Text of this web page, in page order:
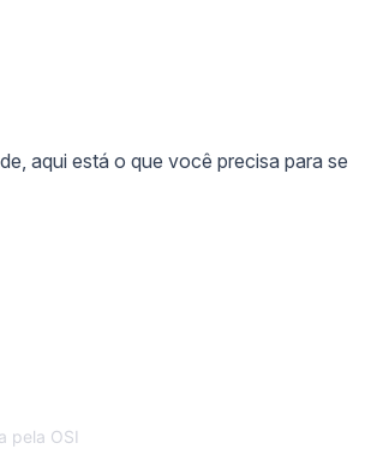
aqui está o que você precisa para se
pela OSI